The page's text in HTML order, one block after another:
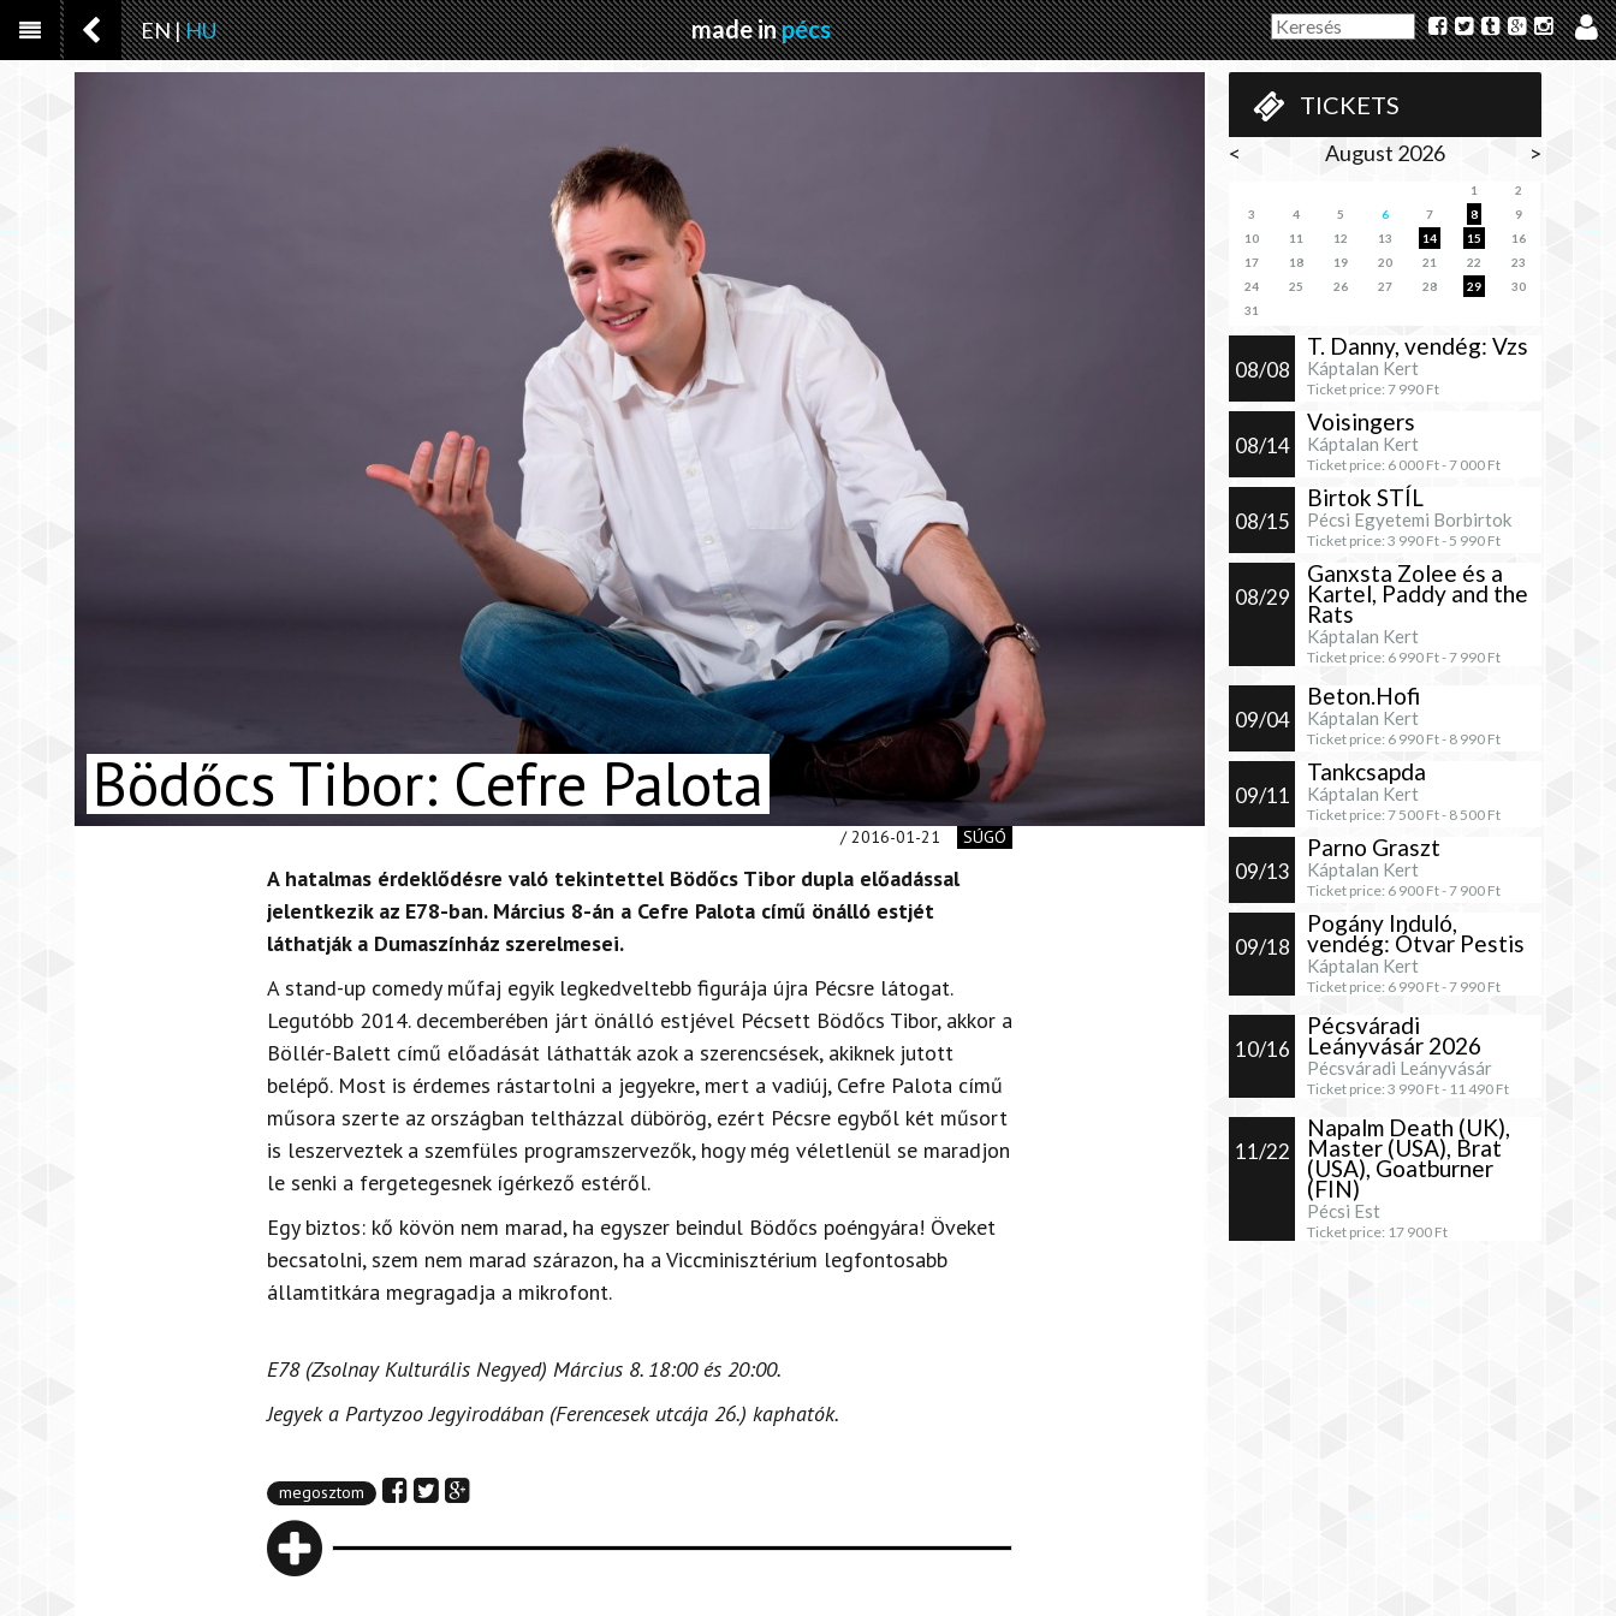
EN|HU made inpécs
TICKETS
< August 2026 >
1
2
3
4 5 6 7 8
9
10
11 12 13 14 15
16
17
18 19 20 21 22
23
24
25 26 27 28 29
30
31
08/08
T. Danny, vendég: Vzs
Káptalan Kert
Ticket price: 7 990 Ft
08/14
Voisingers
Káptalan Kert
Ticket price: 6 000 Ft -7 000 Ft
08/15
Birtok STÍL
Pécsi Egyetemi Borbirtok
Ticket price: 3 990 Ft - 5 990 Ft
08/29
Ganxsta Zolee és a
Kartel, Paddy and the
Rats
Káptalan Kert
Ticket price: 6 990 Ft -7 990 Ft
09/04
Beton.Hofi
Káptalan Kert
Ticket price: 6 990 Ft - 8 990 Ft
09/11
Tankcsapda
Káptalan Kert
Ticket price: 7 500 Ft - 8 500 Ft
09/13
Parno Graszt
Káptalan Kert
Ticket price: 6 900 Ft -7 900 Ft
09/18
Pogány Induló,
vendég: Ótvar Pestis
Káptalan Kert
Ticket price: 6 990 Ft -7 990 Ft
10/16
Pécsváradi
Leányvásár 2026
Pécsváradi Leányvásár
Ticket price: 3 990 Ft - 11 490 Ft
11/22
Napalm Death (UK),
Master (USA), Brat
(USA), Goatburner
(FIN)
Pécsi Est
Ticket price: 17 900 Ft
Bödőcs Tibor: Cefre Palota
/ 2016-01-21 SÚGÓ
A hatalmas érdeklődésre való tekintettel Bödőcs Tibor dupla előadással
jelentkezik az E78-ban. Március 8-án a Cefre Palota című önálló estjét
láthatják a Dumaszínház szerelmesei.
A stand-up comedy műfaj egyik legkedveltebb figurája újra Pécsre látogat.
Legutóbb 2014. decemberében járt önálló estjével Pécsett Bödőcs Tibor, akkor a
Böllér-Balett című előadását láthatták azok a szerencsések, akiknek jutott
belépő. Most is érdemes rástartolni a jegyekre, mert a vadiúj, Cefre Palota című
műsora szerte az országban teltházzal dübörög, ezért Pécsre egyből két műsort
is leszerveztek a szemfüles programszervezők, hogy még véletlenül se maradjon
le senki a fergetegesnek ígérkező estéről.
Egy biztos: kő kövön nem marad, ha egyszer beindul Bödőcs poéngyára! Öveket
becsatolni, szem nem marad szárazon, ha a Viccminisztérium legfontosabb
államtitkára megragadja a mikrofont.
E78 (Zsolnay Kulturális Negyed) Március 8. 18:00 és 20:00.
Jegyek a Partyzoo Jegyirodában (Ferencesek utcája 26.) kaphatók.
megosztom